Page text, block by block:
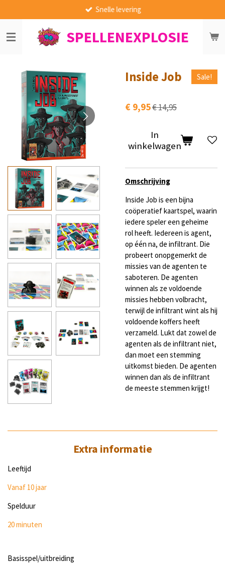
direct
naar
de
SPELLENEXPLOSIE
Snelle levering
Inside Job Sale!
€ 9,95€ 14,95
In
winkelwagen
Omschrijving
Inside Job is een bijna
coöperatief kaartspel, waarin
iedere speler een geheime
rol heeft. Iedereen is agent,
op één na, de infiltrant. Die
probeert onopgemerkt de
missies van de agenten te
saboteren. De agenten
winnen als ze voldoende
missies hebben volbracht,
terwijl de infiltrant wint als hij
voldoende koffers heeft
verzameld. Lukt dat zowel de
agenten als de infiltrant niet,
dan moet een stemming
uitkomst bieden. De agenten
winnen dan als de infiltrant
de meeste stemmen krijgt!
Extra informatie
Leeftijd
Vanaf 10 jaar
Spelduur
20 minuten
Basisspel/uitbreiding